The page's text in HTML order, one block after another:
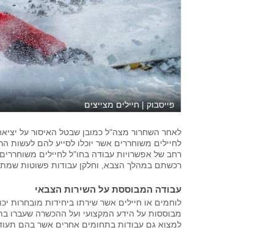
פייסבוק | חיילים מצייצים
לאחר השחרור מצה"ל כמובן שבטל האיסור על
לחיילים משוחררים אשר יוכלו לסייע להם לעשות
רחב של אפשרויות עבודה בחו"ל לחיילים
רכשתם במהלך הצבא, וחלקן עבודות פשוטות
עבודה המבוססת על השירות הצבאי
לוחמים או חיילים אשר שירתו ביחידות מובחרות
מבוססות על הידע המקצועי ועל ההכשרה שעברו
למצוא גם עבודות בתחומים אחרים אשר בהם